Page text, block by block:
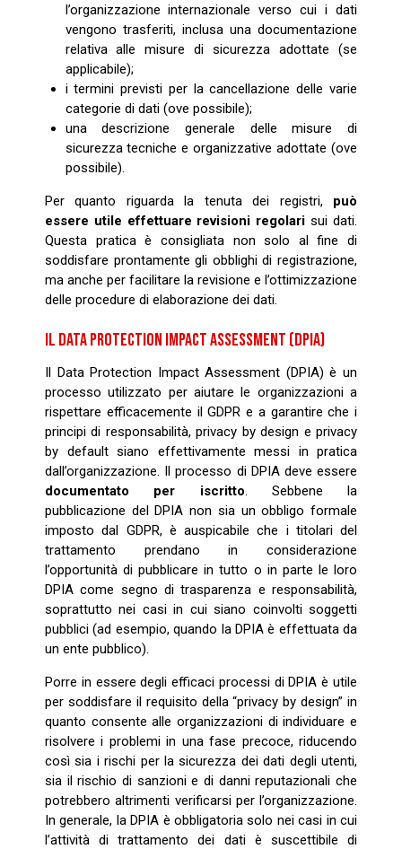
l’organizzazione internazionale verso cui i dati
vengono trasferiti, inclusa una documentazione
relativa alle misure di sicurezza adottate (se
applicabile);
i termini previsti per la cancellazione delle varie
categorie di dati (ove possibile);
una descrizione generale delle misure di
sicurezza tecniche e organizzative adottate (ove
possibile).
Per quanto riguarda la tenuta dei registri, può
essere utile effettuare revisioni regolari sui dati.
Questa pratica è consigliata non solo al fine di
soddisfare prontamente gli obblighi di registrazione,
ma anche per facilitare la revisione e l’ottimizzazione
delle procedure di elaborazione dei dati.
IL DATA PROTECTION IMPACT ASSESSMENT (DPIA)
Il Data Protection Impact Assessment (DPIA) è un
processo utilizzato per aiutare le organizzazioni a
rispettare efficacemente il GDPR e a garantire che i
principi di responsabilità, privacy by design e privacy
by default siano effettivamente messi in pratica
dall’organizzazione. Il processo di DPIA deve essere
documentato per iscritto . Sebbene la
pubblicazione del DPIA non sia un obbligo formale
imposto dal GDPR, è auspicabile che i titolari del
trattamento prendano in considerazione
l’opportunità di pubblicare in tutto o in parte le loro
DPIA come segno di trasparenza e responsabilità,
soprattutto nei casi in cui siano coinvolti soggetti
pubblici (ad esempio, quando la DPIA è effettuata da
un ente pubblico).
Porre in essere degli efficaci processi di DPIA è utile
per soddisfare il requisito della “privacy by design” in
quanto consente alle organizzazioni di individuare e
risolvere i problemi in una fase precoce, riducendo
così sia i rischi per la sicurezza dei dati degli utenti,
sia il rischio di sanzioni e di danni reputazionali che
potrebbero altrimenti verificarsi per l’organizzazione.
In generale, la DPIA è obbligatoria solo nei casi in cui
l’attività di trattamento dei dati è suscettibile di